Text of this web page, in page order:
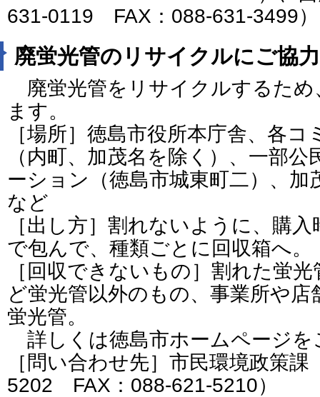
631-0119 FAX：088-631-3499）
廃蛍光管のリサイクルにご協
廃蛍光管をリサイクルするため
ます。
［場所］徳島市役所本庁舎、各
（内町、加茂名を除く）、一部
ーション（徳島市城東町二）、加
など
［出し方］割れないように、購
で包んで、種類ごとに回収箱へ。
［回収できないもの］割れた蛍
ど蛍光管以外のもの、事業所や
蛍光管。
詳しくは徳島市ホームページを
［問い合わせ先］市民環境政策
5202 FAX：088-621-5210）